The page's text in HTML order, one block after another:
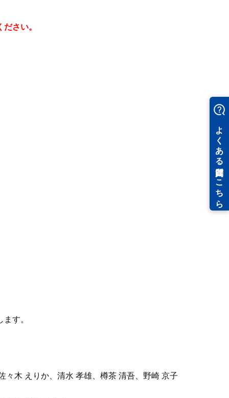
さい。
す。
木 えりか、清水 孝雄、樽茶 清吾、野崎 京子